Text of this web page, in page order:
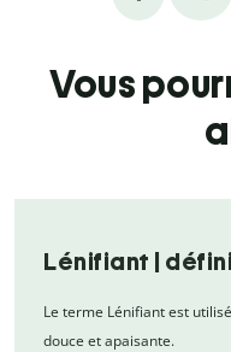
Vous
Lénifiant |
Le terme Lénifiant est
douce et apaisante.